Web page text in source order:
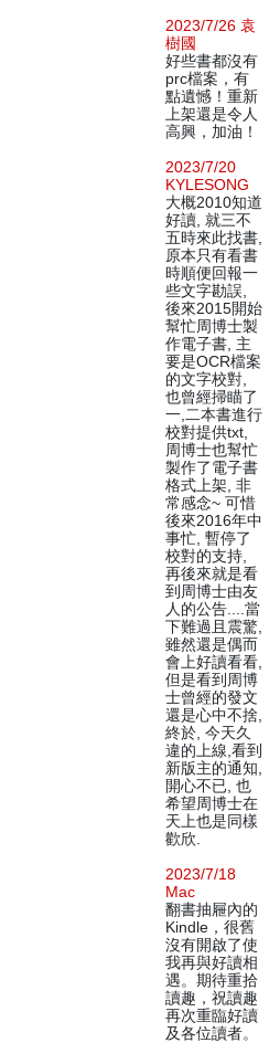
2023/7/26 袁
樹國
好些書都沒有
prc檔案，有
點遺憾！重新
上架還是令人
高興，加油！
2023/7/20
KYLESONG
大概2010知道
好讀, 就三不
五時來此找書,
原本只有看書
時順便回報一
些文字勘誤,
後來2015開始
幫忙周博士製
作電子書, 主
要是OCR檔案
的文字校對,
也曾經掃瞄了
一,二本書進行
校對提供txt,
周博士也幫忙
製作了電子書
格式上架, 非
常感念~ 可惜
後來2016年中
事忙, 暫停了
校對的支持,
再後來就是看
到周博士由友
人的公告....當
下難過且震驚,
雖然還是偶而
會上好讀看看,
但是看到周博
士曾經的發文
還是心中不捨,
終於, 今天久
違的上線,看到
新版主的通知,
開心不已, 也
希望周博士在
天上也是同樣
歡欣.
2023/7/18
Mac
翻書抽屜內的
Kindle，很舊
沒有開啟了使
我再與好讀相
遇。期待重拾
讀趣，祝讀趣
再次重臨好讀
及各位讀者。